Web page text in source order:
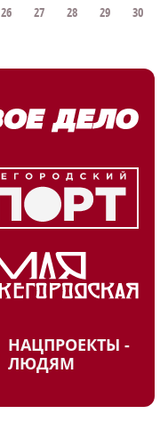
26 27 28 29
30
НАЦПРОЕКТЫ -
ЛЮДЯМ